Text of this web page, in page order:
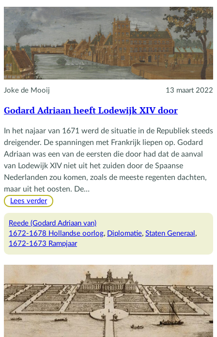
Joke de Mooij 13 maart 2022
Godard Adriaan heeft Lodewijk XIV door
In het najaar van 1671 werd de situatie in de Republiek steeds
dreigender. De spanningen met Frankrijk liepen op. Godard
Adriaan was een van de eersten die door had dat de aanval
van Lodewijk XIV niet uit het zuiden door de Spaanse
Nederlanden zou komen, zoals de meeste regenten dachten,
maar uit het oosten. De…
Lees verder:
Adriaan
heeft
Lodewijk
Reede (Godard Adriaan van)
1672-1678 Hollandse oorlog, Diplomatie, Staten Generaal
1672-1673 Rampjaar